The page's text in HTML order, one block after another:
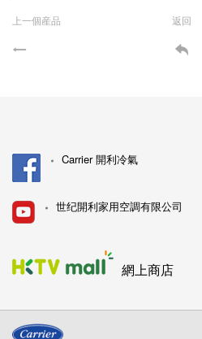
上一個産品 返回
Carrier 開利冷氣
世纪開利家用空調有限公司
網上商店